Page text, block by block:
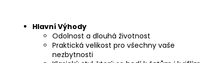
Hlavní Výhody
Odolnost a dlouhá životnost
Praktická velikost pro všechny vaše
nezbytnosti